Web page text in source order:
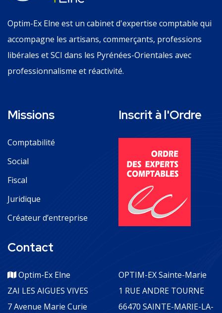
Optim-Ex Elne est un cabinet d'expertise comptable qui
accompagne les artisans, commerçants, professions
libérales et SCI dans les Pyrénées-Orientales avec
professionnalisme et réactivité.
Missions
Comptabilité
Social
Fiscal
Juridique
Créateur d’entreprise
Inscrit à l'Ordre
Contact
Optim-Ex Elne
ZAI LES AIGUES VIVES
7 Avenue Marie Curie
OPTIM-EX Sainte-Marie
1 RUE ANDRE TOURNE
66470 SAINTE-MARIE-LA-